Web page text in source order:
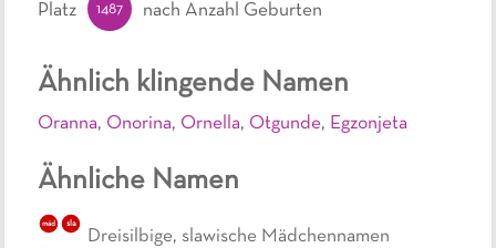
Ähnlich klingende Namen
Oranna, Onorina, Ornella, Otgunde, Egzonjeta
Ähnliche Namen
mäd sla
Dreisilbige, slawische Mädchennamen
Platz 1487 nach Anzahl Geburten